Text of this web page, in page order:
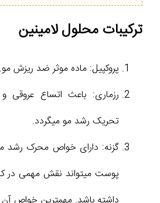
ترکیبات محلول لامینین
پروکپیل: ماده موثر ضد ریزش مو.
رزماری: باعث اتساع
تحریک رشد مو میگردد.
گزنه: دارای خواص محرک رشد
پوست میتواند نقش مهمی در